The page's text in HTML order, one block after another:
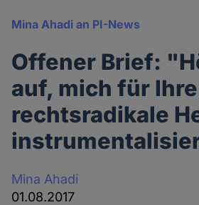
Mina Ahadi an PI-News
Offener Brief:
auf, mich für Ihre
rechtsradikale
Mina Ahadi
01.08.2017